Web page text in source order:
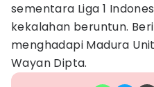
sementara Liga 1
kekalahan beruntun.
menghadapi Madura
Wayan Dipta.